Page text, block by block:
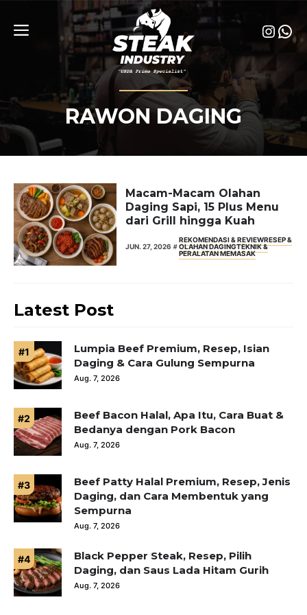
RAWON DAGING
Macam-Macam Olahan
Daging Sapi, 15 Plus Menu
dari Grill hingga Kuah
JUN. 27, 2026
REKOMENDASI & REVIEWRESEP &
OLAHAN DAGINGTEKNIK &
PERALATAN MEMASAK
Latest Post
Lumpia Beef Premium, Resep, Isian
Daging & Cara Gulung Sempurna
Aug. 7, 2026
Beef Bacon Halal, Apa Itu, Cara Buat &
Bedanya dengan Pork Bacon
Aug. 7, 2026
Beef Patty Halal Premium, Resep, Jenis
Daging, dan Cara Membentuk yang
Sempurna
Aug. 7, 2026
Black Pepper Steak, Resep, Pilih
Daging, dan Saus Lada Hitam Gurih
Aug. 7, 2026